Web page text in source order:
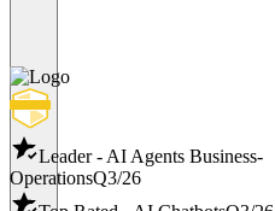
Leader - AI Agents Business-
OperationsQ3/26